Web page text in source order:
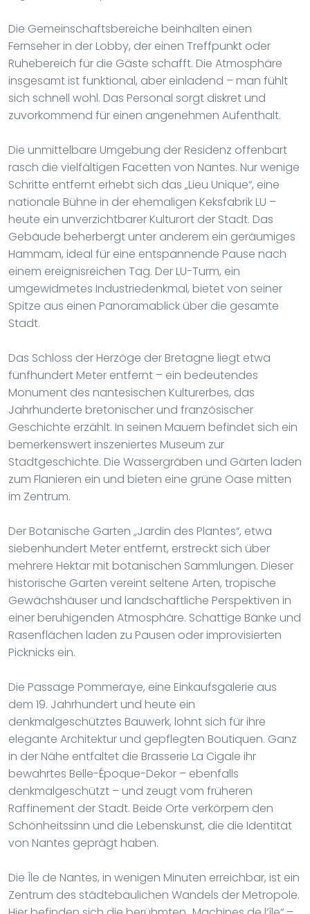
Die Gemeinschaftsbereiche beinhalten einen
Fernseher in der Lobby, der einen Treffpunkt oder
Ruhebereich für die Gäste schafft. Die Atmosphäre
insgesamt ist funktional, aber einladend – man fühlt
sich schnell wohl. Das Personal sorgt diskret und
zuvorkommend für einen angenehmen Aufenthalt.
Die unmittelbare Umgebung der Residenz offenbart
rasch die vielfältigen Facetten von Nantes. Nur wenige
Schritte entfernt erhebt sich das „Lieu Unique“, eine
nationale Bühne in der ehemaligen Keksfabrik LU –
heute ein unverzichtbarer Kulturort der Stadt. Das
Gebäude beherbergt unter anderem ein geräumiges
Hammam, ideal für eine entspannende Pause nach
einem ereignisreichen Tag. Der LU-Turm, ein
umgewidmetes Industriedenkmal, bietet von seiner
Spitze aus einen Panoramablick über die gesamte
Stadt.
Das Schloss der Herzöge der Bretagne liegt etwa
fünfhundert Meter entfernt – ein bedeutendes
Monument des nantesischen Kulturerbes, das
Jahrhunderte bretonischer und französischer
Geschichte erzählt. In seinen Mauern befindet sich ein
bemerkenswert inszeniertes Museum zur
Stadtgeschichte. Die Wassergräben und Gärten laden
zum Flanieren ein und bieten eine grüne Oase mitten
im Zentrum.
Der Botanische Garten „Jardin des Plantes“, etwa
siebenhundert Meter entfernt, erstreckt sich über
mehrere Hektar mit botanischen Sammlungen. Dieser
historische Garten vereint seltene Arten, tropische
Gewächshäuser und landschaftliche Perspektiven in
einer beruhigenden Atmosphäre. Schattige Bänke und
Rasenflächen laden zu Pausen oder improvisierten
Picknicks ein.
Die Passage Pommeraye, eine Einkaufsgalerie aus
dem 19. Jahrhundert und heute ein
denkmalgeschütztes Bauwerk, lohnt sich für ihre
elegante Architektur und gepflegten Boutiquen. Ganz
in der Nähe entfaltet die Brasserie La Cigale ihr
bewahrtes Belle-Époque-Dekor – ebenfalls
denkmalgeschützt – und zeugt vom früheren
Raffinement der Stadt. Beide Orte verkörpern den
Schönheitssinn und die Lebenskunst, die die Identität
von Nantes geprägt haben.
Die Île de Nantes, in wenigen Minuten erreichbar, ist ein
Zentrum des städtebaulichen Wandels der Metropole.